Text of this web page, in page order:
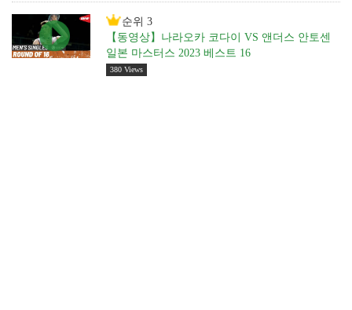
순위 3
【동영상】나라오카 코다이 VS 앤더스 안토센
일본 마스터스 2023 베스트 16
380 Views